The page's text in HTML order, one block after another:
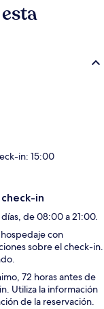
in: 15:00
in
de 08:00 a 21:00.
con
sobre el check-in.
72 horas antes de
Utiliza la información
de la reservación.